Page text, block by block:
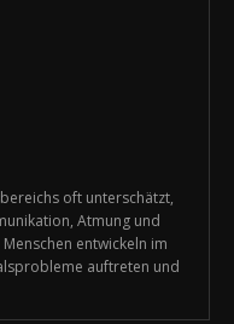
oft unterschätzt,
Atmung und
entwickeln im
auftreten und